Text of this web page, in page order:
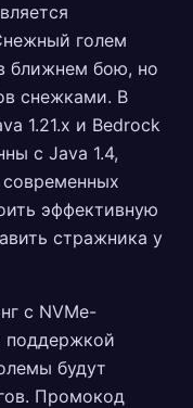
голем
ближнем бою, но
снежками. В
1.21.x и Bedrock
с Java 1.4,
современных
эффективную
стражника у
с NVMe-
поддержкой
будут
Промокод